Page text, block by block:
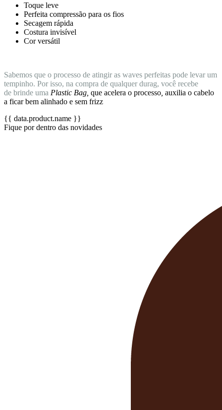
Toque leve
Perfeita compressão para os fios
Secagem rápida
Costura invisível
Cor versátil
Sabemos que o processo de atingir as waves perfeitas pode levar um
tempinho. Por isso, na compra de qualquer durag, você recebe
de brinde uma Plastic Bag, que acelera o processo auxilia o cabelo
a ficar bem alinhado e sem frizz
{{ data.product.name }}
Fique por dentro das novidades